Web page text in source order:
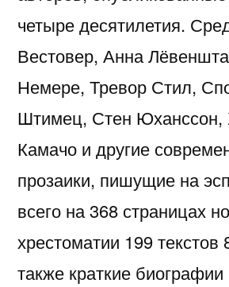
четыре десятилетия.
Вестовер, Анна
Немере, Тревор Стил,
Штимец, Стен Юханссон,
Камачо и другие
прозаики, пишущие на
всего на 368 страницах
хрестоматии 199 текстов
также краткие биографии